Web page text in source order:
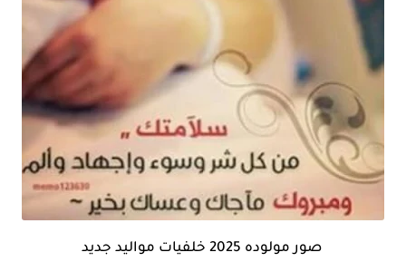
صور مولوده 2025 خلفيات مواليد جديد